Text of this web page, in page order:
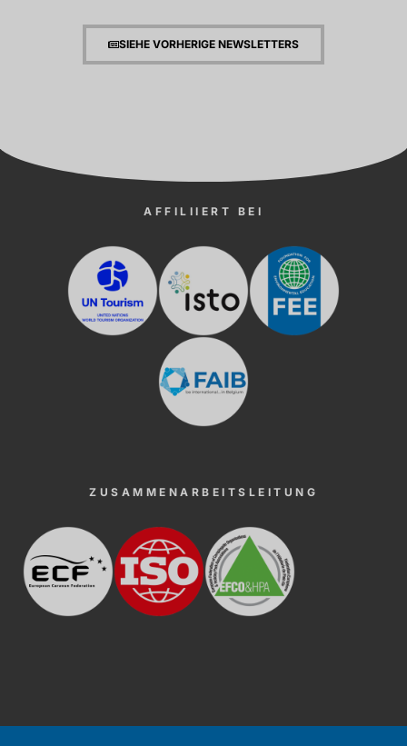
SIEHE VORHERIGE NEWSLETTERS
AFFILIIERT BEI
ZUSAMMENARBEITSLEITUNG